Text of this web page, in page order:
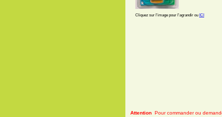
Cliquez sur l'image pour l'agrandir ou ICI
Attention Pour commander ou